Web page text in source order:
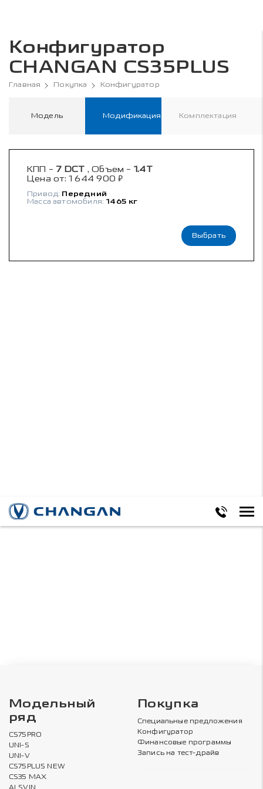
Конфигуратор
CHANGAN CS35PLUS
Главная Покупка Конфигуратор
Модель Модификация Комплектация
КПП - 7 DCT , Объем - 1.4T
Цена от: 1 644 900₽
Привод: Передний
Масса автомобиля: 1465 кг
Выбрать
Модельный
ряд
CS75PRO
UNI-S
UNI-V
CS75PLUS NEW
CS35 MAX
ALSVIN
Покупка
Специальные предложения
Конфигуратор
Финансовые программы
Запись на тест-драйв